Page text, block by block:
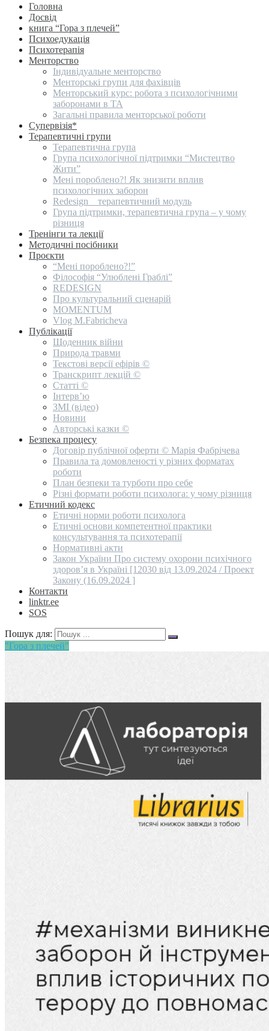
Головна
Досвід
книга “Гора з плечей”
Психоедукація
Психотерапія
Менторство
Індивідуальне менторство
Менторські групи для фахівців
Менторський курс: робота з психологічними
заборонами в ТА
Загальні правила менторської роботи
Супервізія*
Терапевтичні групи
Терапевтична група
Група психологічної підтримки “Мистецтво
Жити”
Мені пороблено?! Як знизити вплив
психологічних заборон
Redesign _ терапевтичний модуль
Група підтримки, терапевтична група – у чому
різниця
Тренінги та лекції
Методичні посібники
Проєкти
“Мені пороблено?!”
Філософія “Улюблені Граблі”
REDESIGN
Про культуральний сценарій
MOMENTUM
Vlog M.Fabricheva
Публікації
Щоденник війни
Природа травми
Текстові версії ефірів ©
Транскрипт лекцій ©
Статті ©
Інтерв’ю
ЗМІ (відео)
Новини
Авторські казки ©
Безпека процесу
Договір публічної оферти © Марія Фабрічева
Правила та домовленості у різних форматах
роботи
План безпеки та турботи про себе
Різні формати роботи психолога: у чому різниця
Етичний кодекс
Етичні норми роботи психолога
Етичні основи компетентної практики
консультування та психотерапії
Нормативні акти
Закон України Про систему охорони психічного
здоров’я в Україні [12030 від 13.09.2024 / Проект
Закону (16.09.2024 ]
Контакти
linktr.ee
SOS
Пошук для:
"Гора з плечей"